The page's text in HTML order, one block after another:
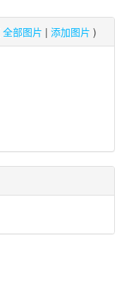
全部图片 | 添加图片 )